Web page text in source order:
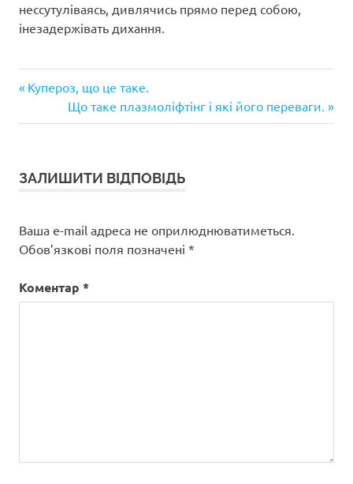
нессутуліваясь, дивлячись прямо перед собою,
інезадержівать дихання.
Навігація
записів
Попередній
Купероз, що це таке.
Наступний
запис:
Що таке плазмоліфтінг і які його переваги.
ЗАЛИШИТИ ВІДПОВІДЬ
Ваша e-mail адреса не оприлюднюватиметься.
Обов’язкові поля позначені *
Коментар *